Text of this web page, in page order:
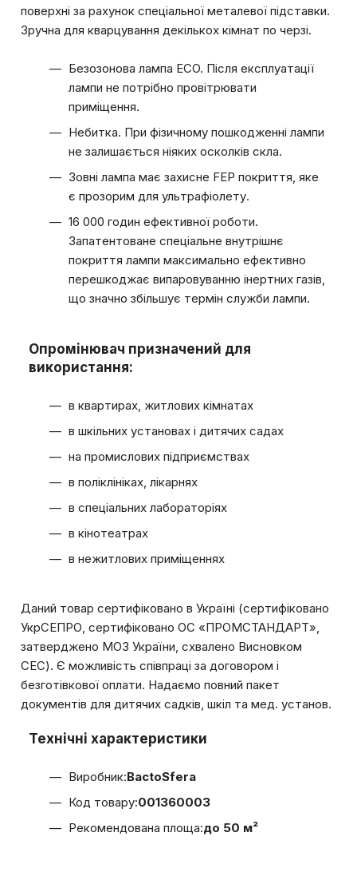
поверхні за рахунок спеціальної металевої підставки.
Зручна для кварцування декількох кімнат по черзі.
Безозонова лампа ECO. Після експлуатації
лампи не потрібно провітрювати
приміщення.
Небитка. При фізичному пошкодженні лампи
не залишається ніяких осколків скла.
Зовні лампа має захисне FEP покриття, яке
є прозорим для ультрафіолету.
16 000 годин ефективної роботи.
Запатентоване спеціальне внутрішнє
покриття лампи максимально ефективно
перешкоджає випаровуванню інертних газів,
що значно збільшує термін служби лампи.
Опромінювач призначений для
використання:
в квартирах, житлових кімнатах
в шкільних установах і дитячих садах
на промислових підприємствах
в поліклініках, лікарнях
в спеціальних лабораторіях
в кінотеатрах
в нежитлових приміщеннях
Даний товар сертифіковано в Україні (сертифіковано
УкрСЕПРО, сертифіковано ОС «ПРОМСТАНДАРТ»,
затверджено МОЗ України, схвалено Висновком
СЕС). Є можливість співпраці за договором і
безготівкової оплати. Надаємо повний пакет
документів для дитячих садків, шкіл та мед. установ.
Технічні характеристики
Виробник:BactoSfera
Код товару:001360003
Рекомендована площа:до 50 м²